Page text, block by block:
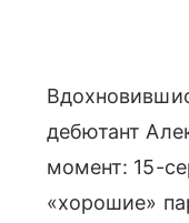
дебютант
момент: 15-
«хорошие»